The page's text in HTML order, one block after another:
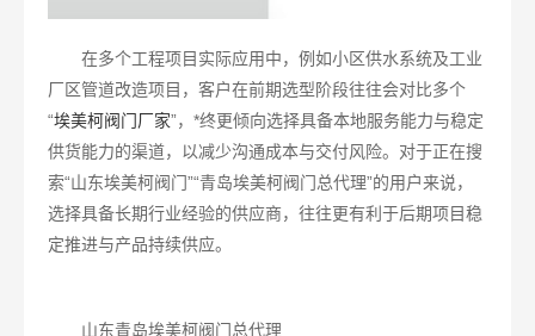
在多个工程项目实际应用中，例如小区供水系统及工业
厂区管道改造项目，客户在前期选型阶段往往会对比多个
“埃美柯阀门厂家”，*终更倾向选择具备本地服务能力与稳定
供货能力的渠道，以减少沟通成本与交付风险。 对于正在搜
索“山东埃美柯阀门”“青岛埃美柯阀门总代理”的用户来说，
选择具备长期行业经验的供应商，往往更有利于后期项目稳
定推进与产品持续供应。
山东青岛埃美柯阀门总代理